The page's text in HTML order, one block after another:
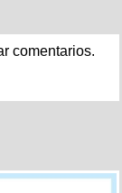
comentarios.